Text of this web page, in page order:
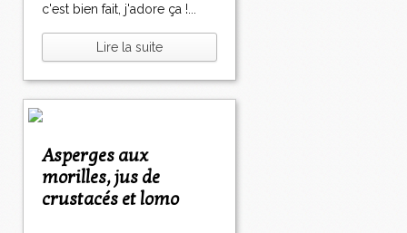
c'est bien fait, j'adore ça !...
Lire la suite
Asperges aux
morilles, jus de
crustacés et lomo